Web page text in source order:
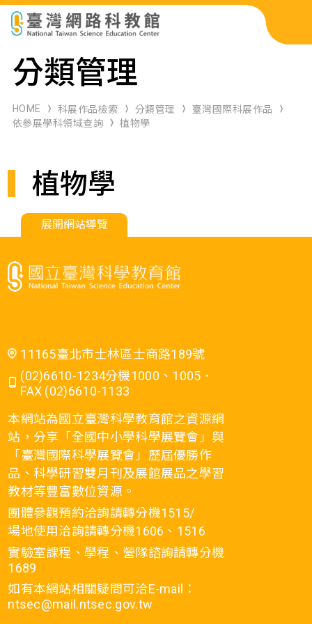
科展作品檢索
科學研習月刊
關於本站 網站導覽
分類管理
HOME 科展作品檢索 分類管理
臺灣國際科展作品
依參展學科領域查詢
植物學
植物學
展開網站導覽
11165臺北市士林區士商路189號
(02)6610-1234分機1000、1005．
FAX (02)6610-1133
本網站為國立臺灣科學教育館之資源網
站，分享「全國中小學科學展覽會」與
「臺灣國際科學展覽會」歷屆優勝作
品、科學研習雙月刊及展館展品之學習
教材等豐富數位資源。
團體參觀預約洽詢請轉分機1515/
場地使用洽詢請轉分機1606、1516
實驗室課程、學程、營隊諮詢請轉分機
1689
如有本網站相關疑問可洽E-mail：
ntsec@mail.ntsec.gov.tw